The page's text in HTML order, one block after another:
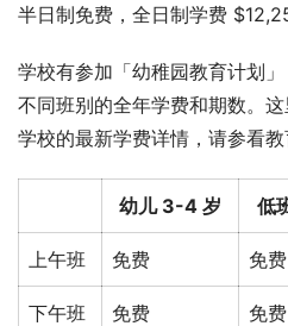
半日制免费，全日制学费
学校有参加「幼稚园教育计划
不同班别的全年学费和期数。
学校的最新学费详情，请参看
幼儿 3-4 岁 低
上午班 免费 免费
下午班 免费 免费